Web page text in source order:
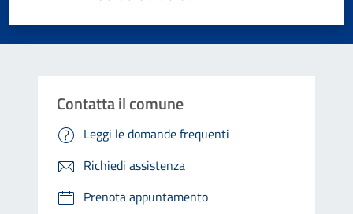
Contatta il comune
Leggi le domande frequenti
Richiedi assistenza
Prenota appuntamento